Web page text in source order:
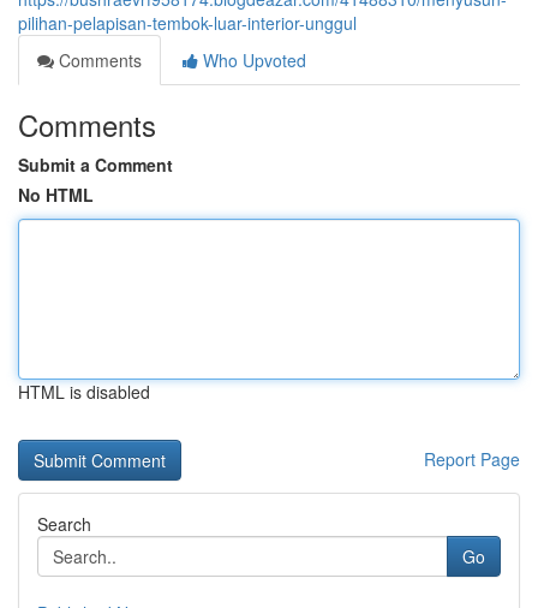
pilihan-pelapisan-tembok-luar-interior-unggul
Comments
Who Upvoted
Comments
Submit a Comment
No HTML
HTML is disabled
Report Page
Search
Go